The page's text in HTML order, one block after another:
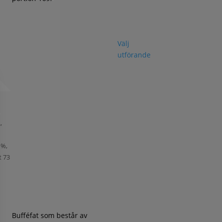
73
Välj
utförande
Bufféfat som består av